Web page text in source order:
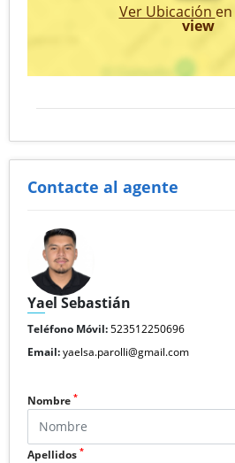
Ver Ubicación en
view
Contacte al agente
Yael Sebastián
Teléfono Móvil:523512250696
Email:yaelsa.parolli@gmail.com
Nombre *
Apellidos *